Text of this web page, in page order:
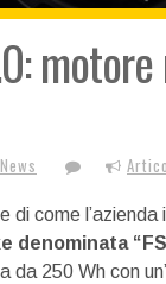
di come l’azienda
da 250 Wh con